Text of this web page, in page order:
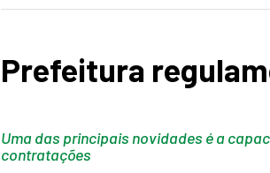
Prefeitura
Uma das principais novidades é a
contratações